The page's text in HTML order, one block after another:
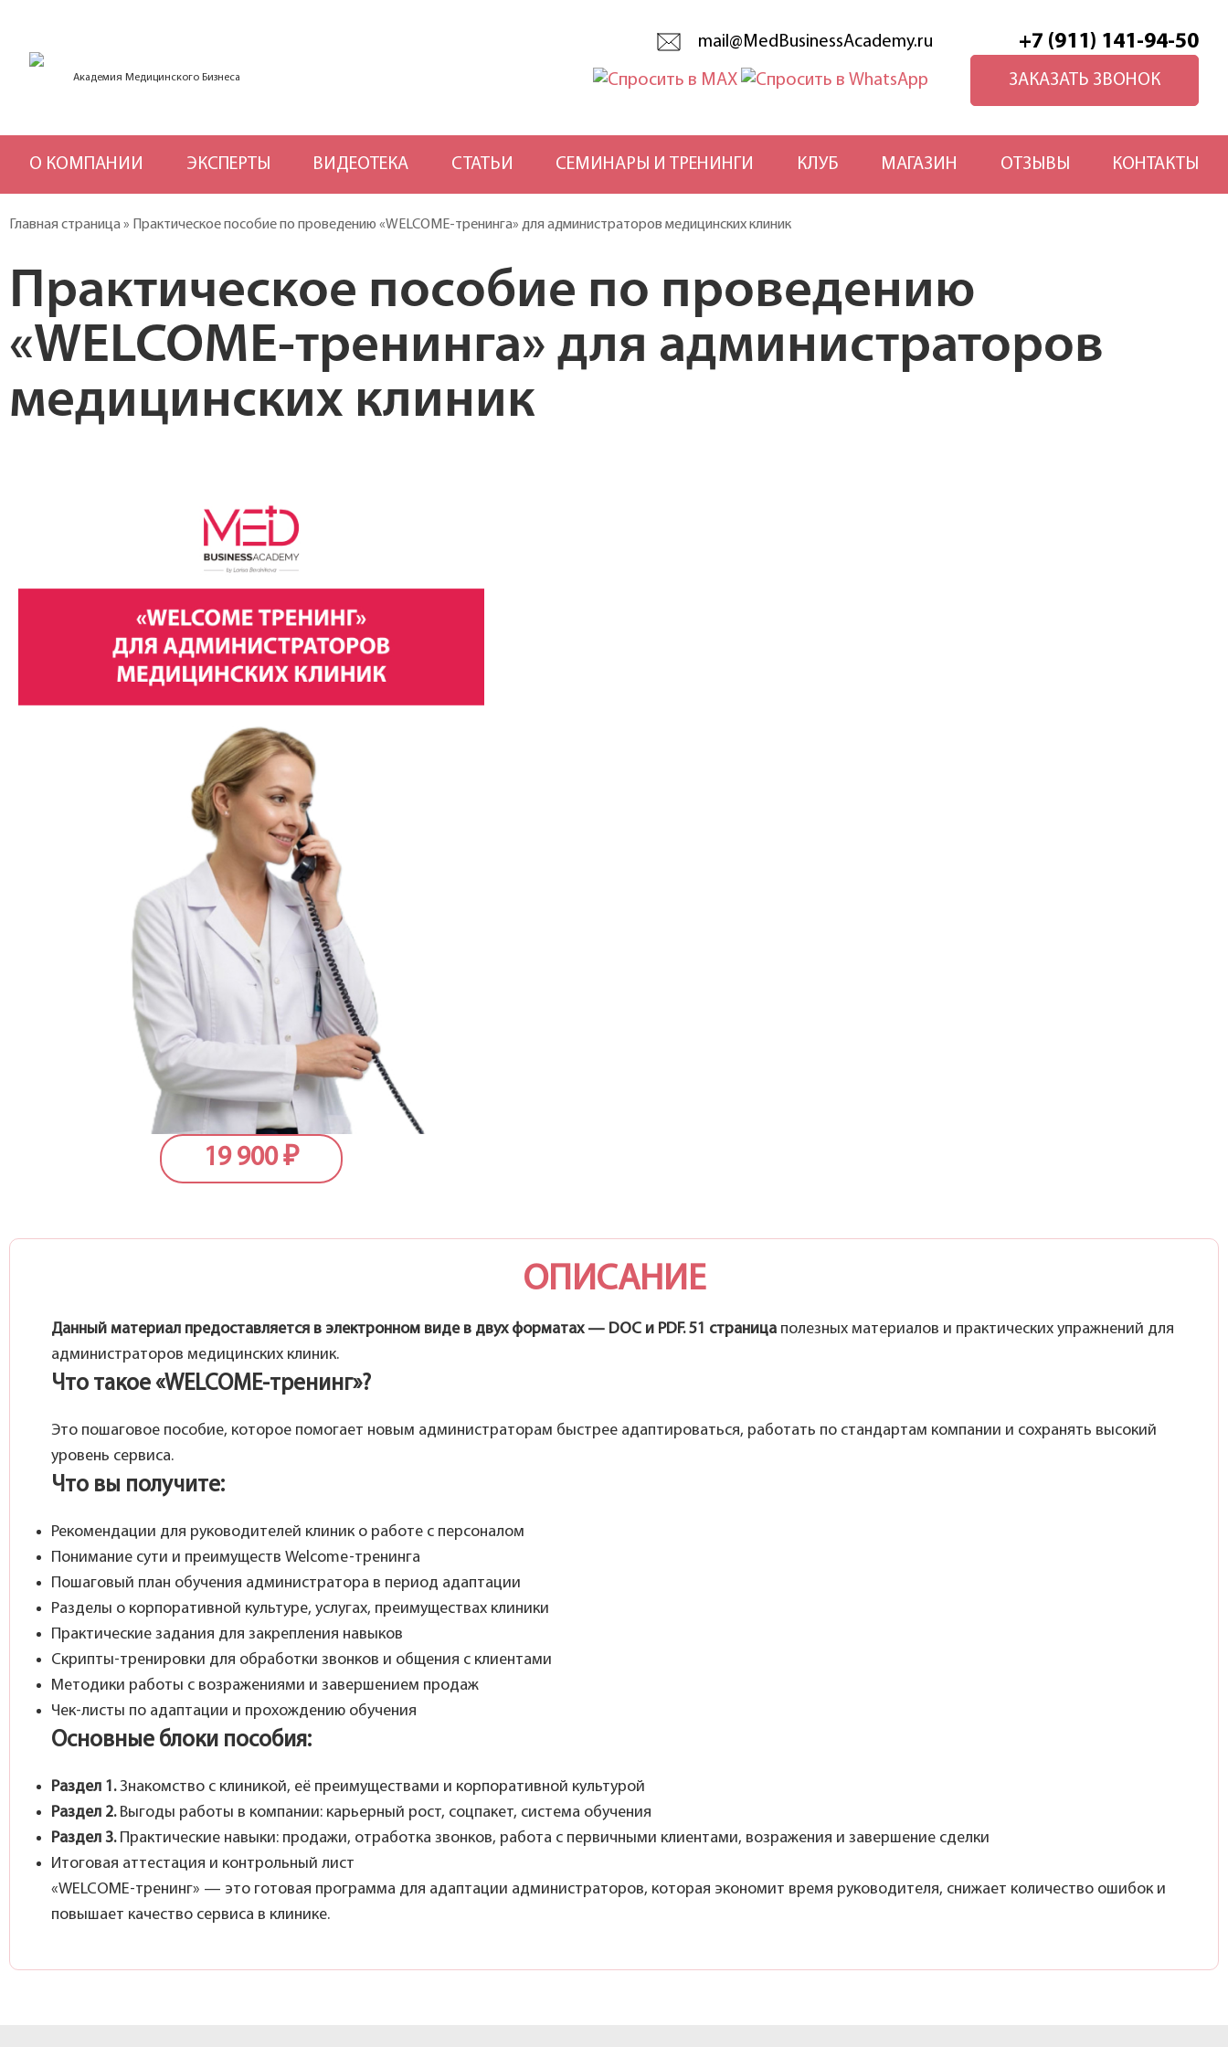
Академия Медицинского Бизнеса
mail@MedBusinessAcademy.ru +7 (911) 141-94-50
ЗАКАЗАТЬ ЗВОНОК
О КОМПАНИИ ЭКСПЕРТЫ ВИДЕОТЕКА СТАТЬИ СЕМИНАРЫ И ТРЕНИНГИ КЛУБ МАГАЗИН ОТЗЫВЫ КОНТАКТЫ
Главная страница» Практическое пособие по проведению «WELCOME-тренинга» для администраторов медицинских клиник
Практическое пособие по проведению
«WELCOME-тренинга» для администраторов
медицинских клиник
19 900₽
ОПИСАНИЕ
Данный материал предоставляется в электронном виде в двух форматах — DOC и PDF. 51 страница полезных материалов и практических упражнений для
администраторов медицинских клиник.
Что такое «WELCOME-тренинг»?
Это пошаговое пособие, которое помогает новым администраторам быстрее адаптироваться, работать по стандартам компании и сохранять высокий
уровень сервиса.
Что вы получите:
Рекомендации для руководителей клиник о работе с персоналом
Понимание сути и преимуществ Welcome-тренинга
Пошаговый план обучения администратора в период адаптации
Разделы о корпоративной культуре, услугах, преимуществах клиники
Практические задания для закрепления навыков
Скрипты-тренировки для обработки звонков и общения с клиентами
Методики работы с возражениями и завершением продаж
Чек-листы по адаптации и прохождению обучения
Основные блоки пособия:
Раздел 1.Знакомство с клиникой, её преимуществами и корпоративной культурой
Раздел 2.Выгоды работы в компании: карьерный рост, соцпакет, система обучения
Раздел 3.Практические навыки: продажи, отработка звонков, работа с первичными клиентами, возражения и завершение сделки
Итоговая аттестация и контрольный лист
«WELCOME-тренинг» — это готовая программа для адаптации администраторов, которая экономит время руководителя, снижает количество ошибок и
повышает качество сервиса в клинике.